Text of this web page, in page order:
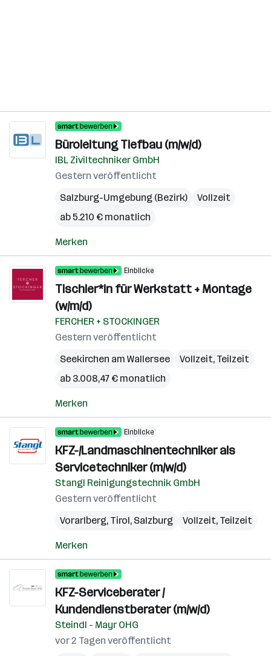
Büroleitung Tiefbau (m/w/d)
IBL Ziviltechniker GmbH
Gestern veröffentlicht
Salzburg-Umgebung (Bezirk)
Vollzeit
ab 5.210 € monatlich
Merken
Einblicke
Tischler*in für Werkstatt + Montage
(w/m/d)
FERCHER + STOCKINGER
Gestern veröffentlicht
Seekirchen am Wallersee
Vollzeit, Teilzeit
ab 3.008,47 € monatlich
Merken
Einblicke
KFZ-/Landmaschinentechniker als
Servicetechniker (m/w/d)
Stangl Reinigungstechnik GmbH
Gestern veröffentlicht
Vorarlberg, Tirol, Salzburg Vollzeit, Teilzeit
Merken
KFZ-Serviceberater /
Kundendienstberater (m/w/d)
Steindl - Mayr OHG
vor 2 Tagen veröffentlicht